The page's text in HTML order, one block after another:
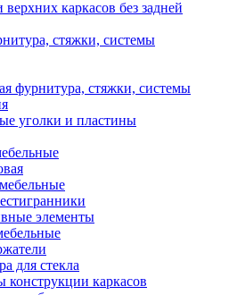
каркасов без задней
стяжки, системы
фурнитура, стяжки, системы
уголки и пластины
элементы
для стекла
конструкции каркасов